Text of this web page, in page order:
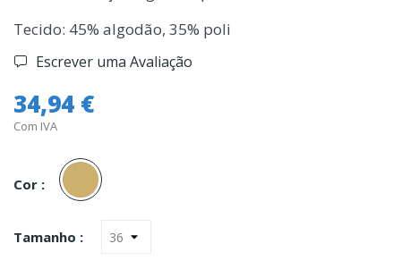
Tecido: 45% algodão, 35% poli
Escrever uma Avaliação
34,94 €
Com IVA
Cor :
Pele
Tamanho :